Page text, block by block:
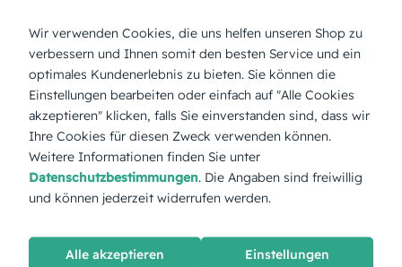
Wir verwenden Cookies, die uns helfen unseren Shop zu
verbessern und Ihnen somit den besten Service und ein
optimales Kundenerlebnis zu bieten. Sie können die
Einstellungen bearbeiten oder einfach auf "Alle Cookies
akzeptieren" klicken, falls Sie einverstanden sind, dass wir
Ihre Cookies für diesen Zweck verwenden können.
Weitere Informationen finden Sie unter
Datenschutzbestimmungen. Die Angaben sind freiwillig
und können jederzeit widerrufen werden.
Alle akzeptieren Einstellungen